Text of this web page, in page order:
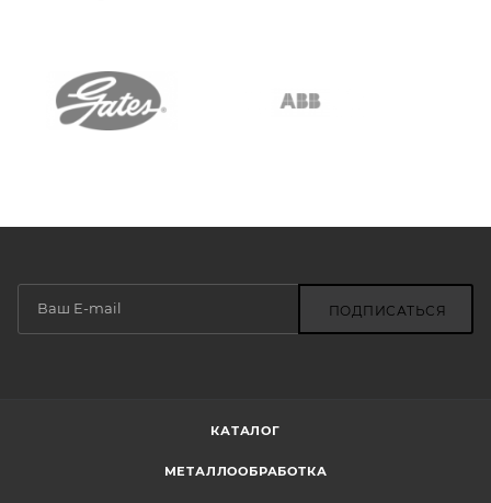
ПОДПИСАТЬСЯ
КАТАЛОГ
МЕТАЛЛООБРАБОТКА